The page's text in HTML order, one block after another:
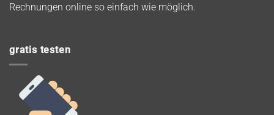
Rechnungen online so einfach wie möglich.
gratis testen